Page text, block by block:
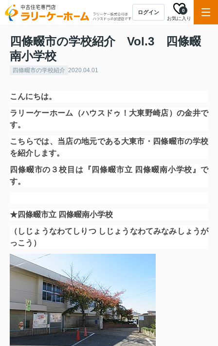
ログイン
お気に入り
0
四條畷市の学校紹介 Vol.3 四條畷
南小学校
四條畷市の学校紹介 2020.04.01
こんにちは。
ラリーケーホーム（ハウスドゥ！大東野崎店）の金井で
す。
こちらでは、当店の地元である大東市・四條畷市の学校
を紹介します。
四條畷市の３校目は 『四條畷市立 四條畷南小学校』で
す。
★四條畷市立 四條畷南小学校
（しじょうなわてしりつ しじょうなわてみなみしょうが
っこう）